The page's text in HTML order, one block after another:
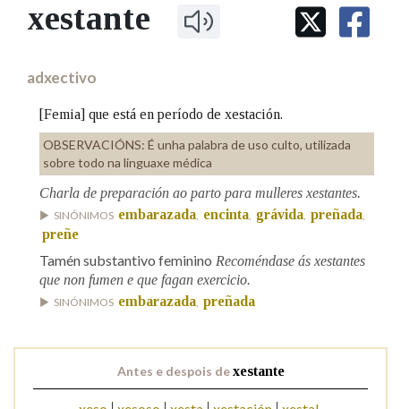
IDENTIDADE CORPORATIVA
MARCIAL DEL ADALID
FIGURAS HOMENAXEADAS
PRIMAVERA DAS LETRAS
PORTAL DAS PALABRAS
Facebook
TwitterYoutubeInstagram
Bluesky
BUSCAR NOS LEMAS
Contén
BUSCAR NO CONTIDO
xestante
adxectivo
[Femia] que está en período de xestación.
OBSERVACIÓNS: É unha palabra de uso culto, utilizada
sobre todo na linguaxe médica
Charla de preparación ao parto para mulleres xestantes.
SINÓNIMOS embarazada encinta grávida preñada
preñe
Tamén substantivo feminino Recoméndase ás xestantes
que non fumen e que fagan exercicio.
SINÓNIMOS embarazada preñada
Antes e despois dexestante